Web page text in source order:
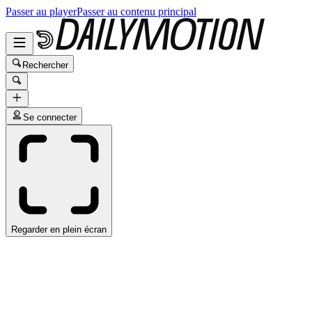
Passer au playerPasser au contenu principal
Rechercher
Se connecter
Regarder en plein écran